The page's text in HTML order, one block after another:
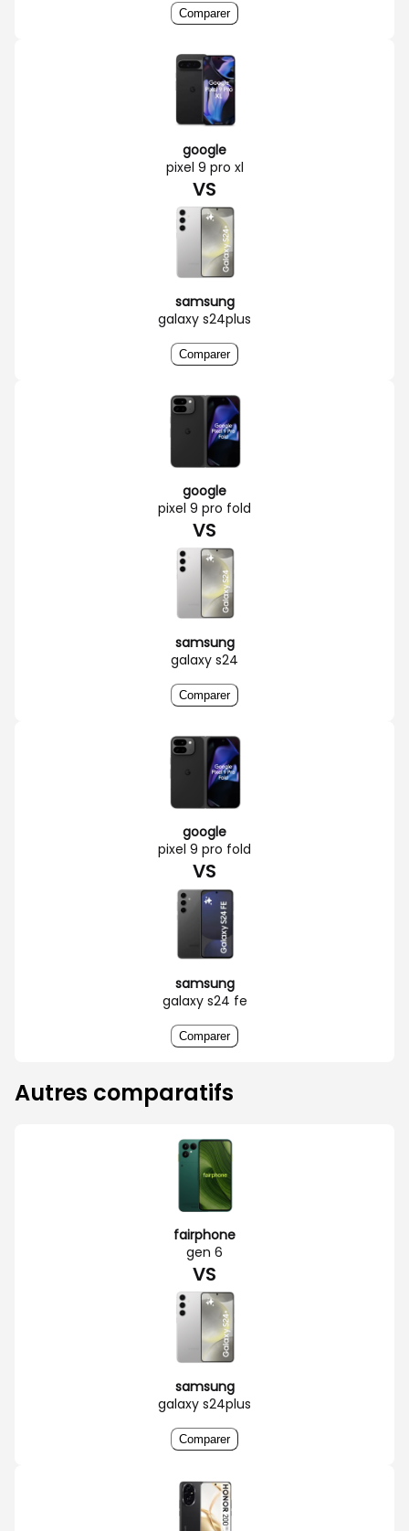
Comparer
google
pixel 9 pro xl
VS
samsung
galaxy s24plus
Comparer
google
pixel 9 pro fold
VS
samsung
galaxy s24
Comparer
google
pixel 9 pro fold
VS
samsung
galaxy s24 fe
Comparer
Autres comparatifs
fairphone
gen 6
VS
samsung
galaxy s24plus
Comparer